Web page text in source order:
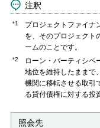
注釈
*1
プロジェクトファイナ
を、そのプロジェクト
ームのことです。
*2
ローン・パーティシペ
地位を維持したままで
機関に移転させる取引
る貸付債権に対する投
照会先